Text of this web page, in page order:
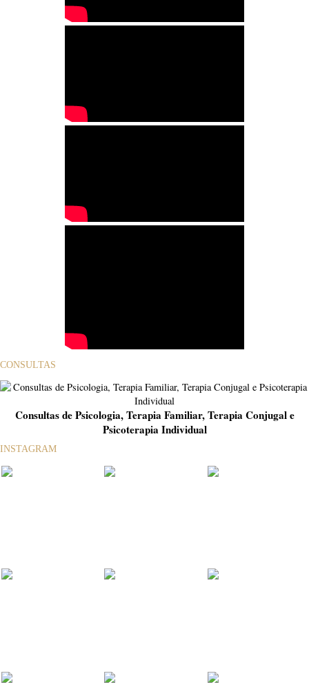
CONSULTAS
Consultas de Psicologia, Terapia Familiar, Terapia Conjugal e
Psicoterapia Individual
INSTAGRAM